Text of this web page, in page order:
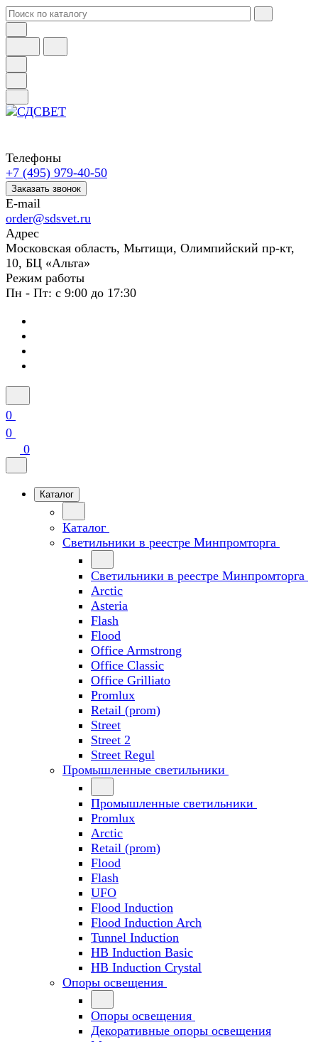
Телефоны
+7 (495) 979-40-50
Заказать звонок
E-mail
order@sdsvet.ru
Адрес
Московская область, Мытищи, Олимпийский пр-кт,
10, БЦ «Альта»
Режим работы
Пн - Пт: с 9:00 до 17:30
0
0
0
Каталог
Каталог
Светильники в реестре Минпромторга
Светильники в реестре Минпромторга
Arctic
Asteria
Flash
Flood
Office Armstrong
Office Classic
Office Grilliato
Promlux
Retail (prom)
Street
Street 2
Street Regul
Промышленные светильники
Промышленные светильники
Promlux
Arctic
Retail (prom)
Flood
Flash
UFO
Flood Induction
Flood Induction Arch
Tunnel Induction
HB Induction Basic
HB Induction Crystal
Опоры освещения
Опоры освещения
Декоративные опоры освещения